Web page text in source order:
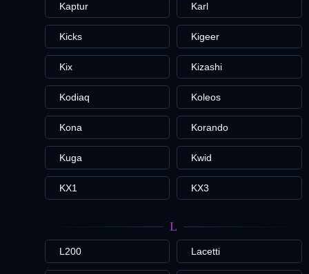
Kaptur Karl
Kicks Kigeer
Kix Kizashi
Kodiaq Koleos
Kona Korando
Kuga Kwid
KX1 KX3
L
L200 Lacetti